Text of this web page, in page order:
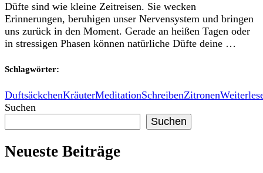
Düfte sind wie kleine Zeitreisen. Sie wecken
Erinnerungen, beruhigen unser Nervensystem und bringen
uns zurück in den Moment. Gerade an heißen Tagen oder
in stressigen Phasen können natürliche Düfte deine …
Schlagwörter:
DuftsäckchenKräuterMeditationSchreibenZitronen
Suchen
Suchen
Neueste Beiträge